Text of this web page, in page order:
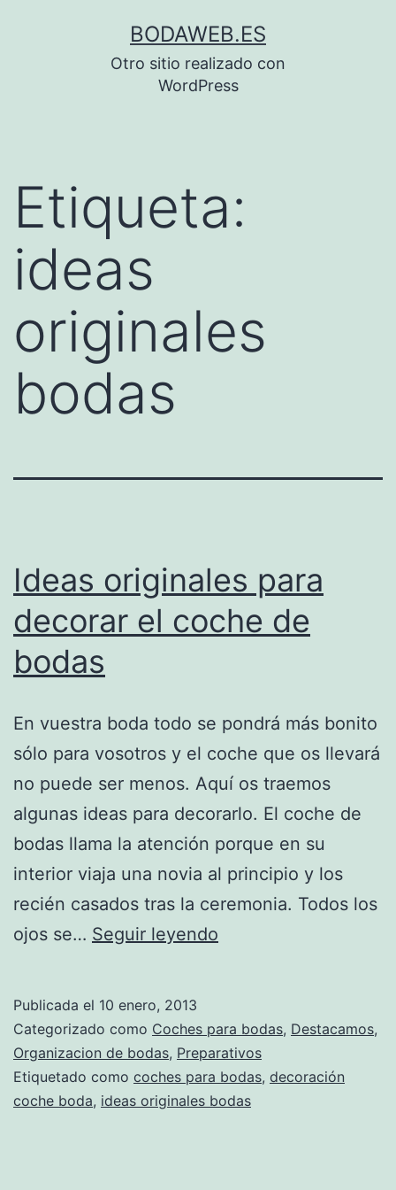
BODAWEB.ES
Otro sitio realizado con
WordPress
Etiqueta:
ideas
originales
bodas
Ideas originales para
decorar el coche de
bodas
En vuestra boda todo se pondrá más bonito
sólo para vosotros y el coche que os llevará
no puede ser menos. Aquí os traemos
algunas ideas para decorarlo. El coche de
bodas llama la atención porque en su
interior viaja una novia al principio y los
recién casados tras la ceremonia. Todos los
ojos se… Seguir leyendo
decorar
el
coche
de
Publicada el 10 enero, 2013
Categorizado como Coches para bodas, Destacamos,
Organizacion de bodas, Preparativos
Etiquetado como coches para bodas, decoración
coche boda, ideas originales bodas